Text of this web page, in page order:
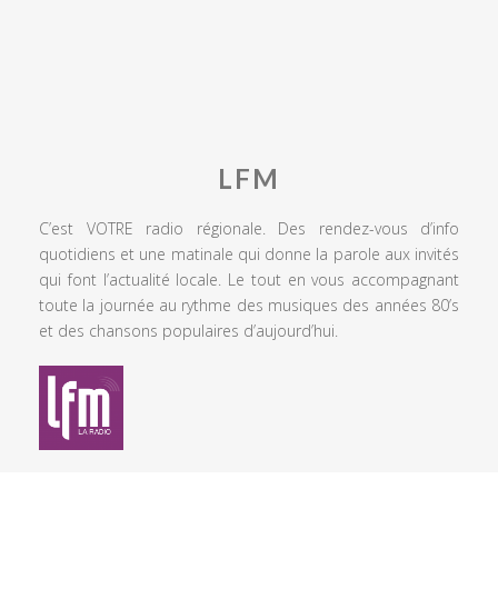
LFM
C’est VOTRE radio régionale. Des rendez-vous d’info
quotidiens et une matinale qui donne la parole aux invités
qui font l’actualité locale. Le tout en vous accompagnant
toute la journée au rythme des musiques des années 80’s
et des chansons populaires d’aujourd’hui.